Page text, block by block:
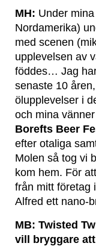
MH: Under
Nordamerika)
med scenen
upplevelsen av
föddes… Jag
senaste 10
ölupplevelser i
och mina vänner
Borefts Beer
efter otaliga
Molen så tog vi
kom hem. För
från mitt företag
Alfred ett nano-
MB: Twisted
vill bryggare